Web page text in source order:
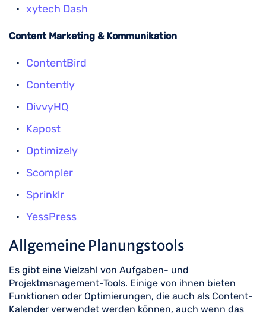
xytech Dash
Content Marketing & Kommunikation
ContentBird
Contently
DivvyHQ
Kapost
Optimizely
Scompler
Sprinklr
YessPress
Allgemeine Planungstools
Es gibt eine Vielzahl von Aufgaben- und
Projektmanagement-Tools. Einige von ihnen bieten
Funktionen oder Optimierungen, die auch als Content-
Kalender verwendet werden können, auch wenn das